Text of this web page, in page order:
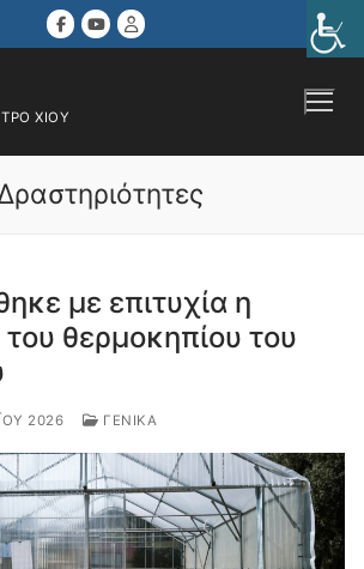
ΧΊΟΥ
με επιτυχία η
θερμοκηπίου του
2026 ΓΕΝΙΚΆ